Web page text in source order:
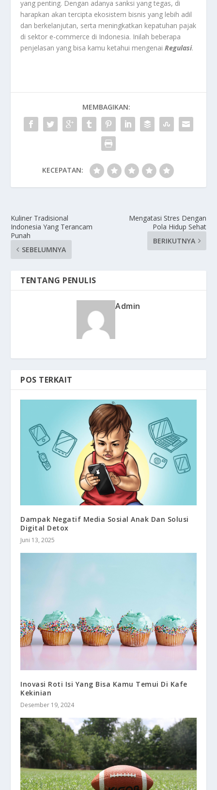
yang penting. Dengan adanya sanksi yang tegas, di
harapkan akan tercipta ekosistem bisnis yang lebih adil
dan berkelanjutan, serta meningkatkan kepatuhan pajak
di sektor e-commerce di Indonesia. Inilah beberapa
penjelasan yang bisa kamu ketahui mengenaiRegulasi.
MEMBAGIKAN:
KECEPATAN:
Kuliner Tradisional
Indonesia Yang Terancam
Punah
SEBELUMNYA
Mengatasi Stres Dengan
Pola Hidup Sehat
BERIKUTNYA
TENTANG PENULIS
Admin
POS TERKAIT
Dampak Negatif Media Sosial Anak Dan Solusi
Digital Detox
Juni 13, 2025
Inovasi Roti Isi Yang Bisa Kamu Temui Di Kafe
Kekinian
Desember 19, 2024